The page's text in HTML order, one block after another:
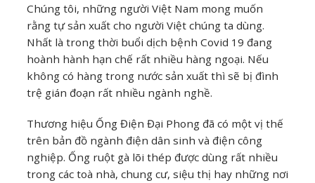
Chúng tôi, những người Việt Nam mong muốn
rằng tự sản xuất cho người Việt chúng ta dùng.
Nhất là trong thời buổi dịch bệnh Covid 19 đang
hoành hành hạn chế rất nhiều hàng ngoại. Nếu
không có hàng trong nước sản xuất thì sẽ bị đình
trệ gián đoạn rất nhiều ngành nghề.
Thương hiệu Ống Điện Đại Phong đã có một vị thế
trên bản đồ ngành điện dân sinh và điện công
nghiệp. Ống ruột gà lõi thép được dùng rất nhiều
trong các toà nhà, chung cư, siệu thị hay những nơi